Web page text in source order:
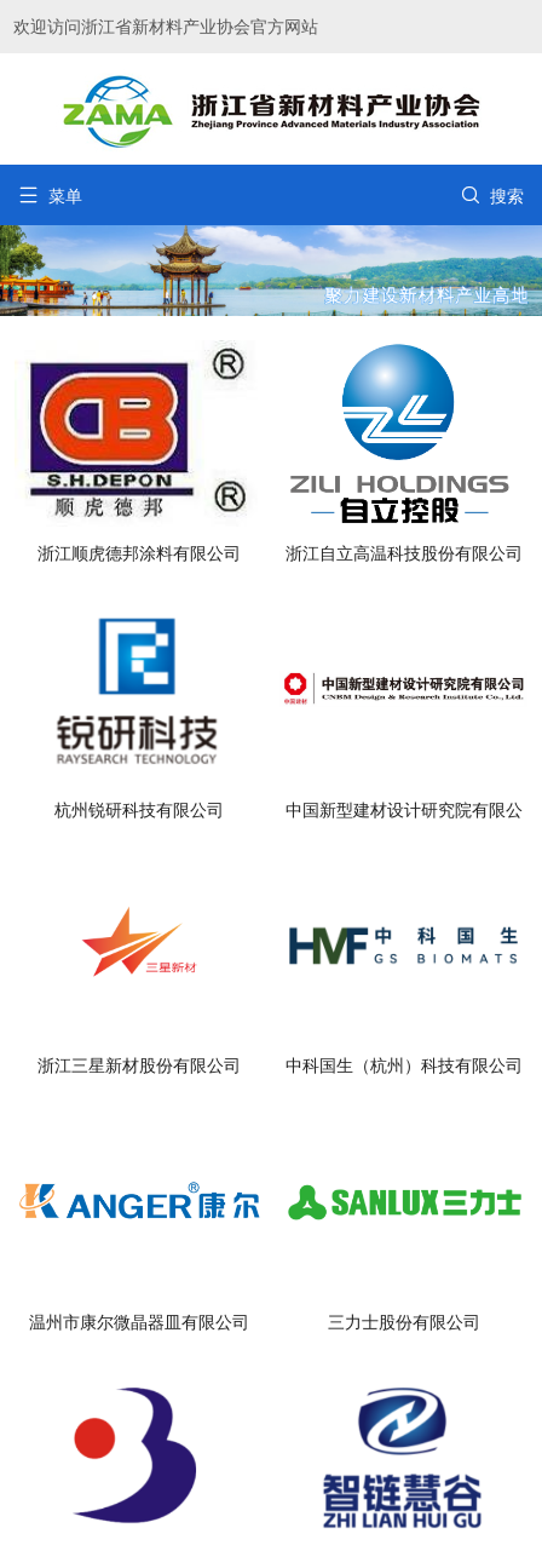
欢迎访问浙江省新材料产业协会官方网站
 菜单  搜索
浙江顺虎德邦涂料有限公司 浙江自立高温科技股份有限公司
杭州锐研科技有限公司
中国新型建材设计研究院有限公
浙江三星新材股份有限公司 中科国生（杭州）科技有限公司
温州市康尔微晶器皿有限公司 三力士股份有限公司